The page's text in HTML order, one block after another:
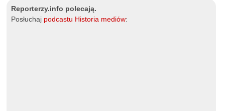
Reporterzy.info polecają.
Posłuchaj podcastu Historia mediów: